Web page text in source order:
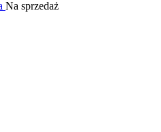
Na sprzedaż